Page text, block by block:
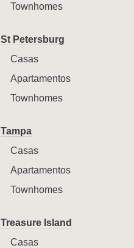
Townhomes
St Petersburg
Casas
Apartamentos
Townhomes
Tampa
Casas
Apartamentos
Townhomes
Treasure Island
Casas